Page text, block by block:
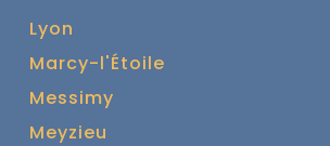
Lyon
Marcy-l'Étoile
Messimy
Meyzieu